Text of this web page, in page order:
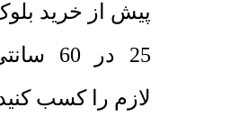
25 در
لازم را کسب